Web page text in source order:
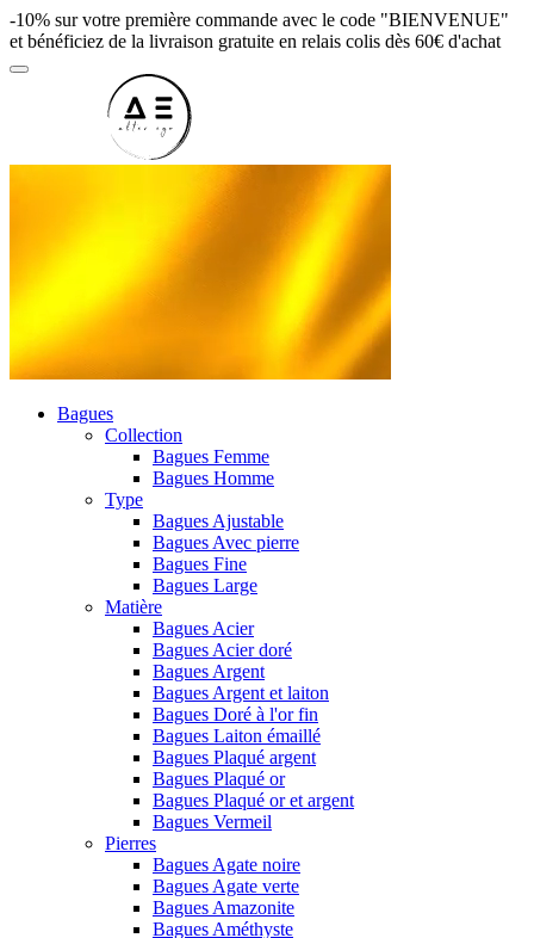
-10% sur votre première commande avec le code "BIENVENUE"
et bénéficiez de la livraison gratuite en relais colis dès 60€ d'achat
Bagues
Collection
Bagues Femme
Bagues Homme
Type
Bagues Ajustable
Bagues Avec pierre
Bagues Fine
Bagues Large
Matière
Bagues Acier
Bagues Acier doré
Bagues Argent
Bagues Argent et laiton
Bagues Doré à l'or fin
Bagues Laiton émaillé
Bagues Plaqué argent
Bagues Plaqué or
Bagues Plaqué or et argent
Bagues Vermeil
Pierres
Bagues Agate noire
Bagues Agate verte
Bagues Amazonite
Bagues Améthyste